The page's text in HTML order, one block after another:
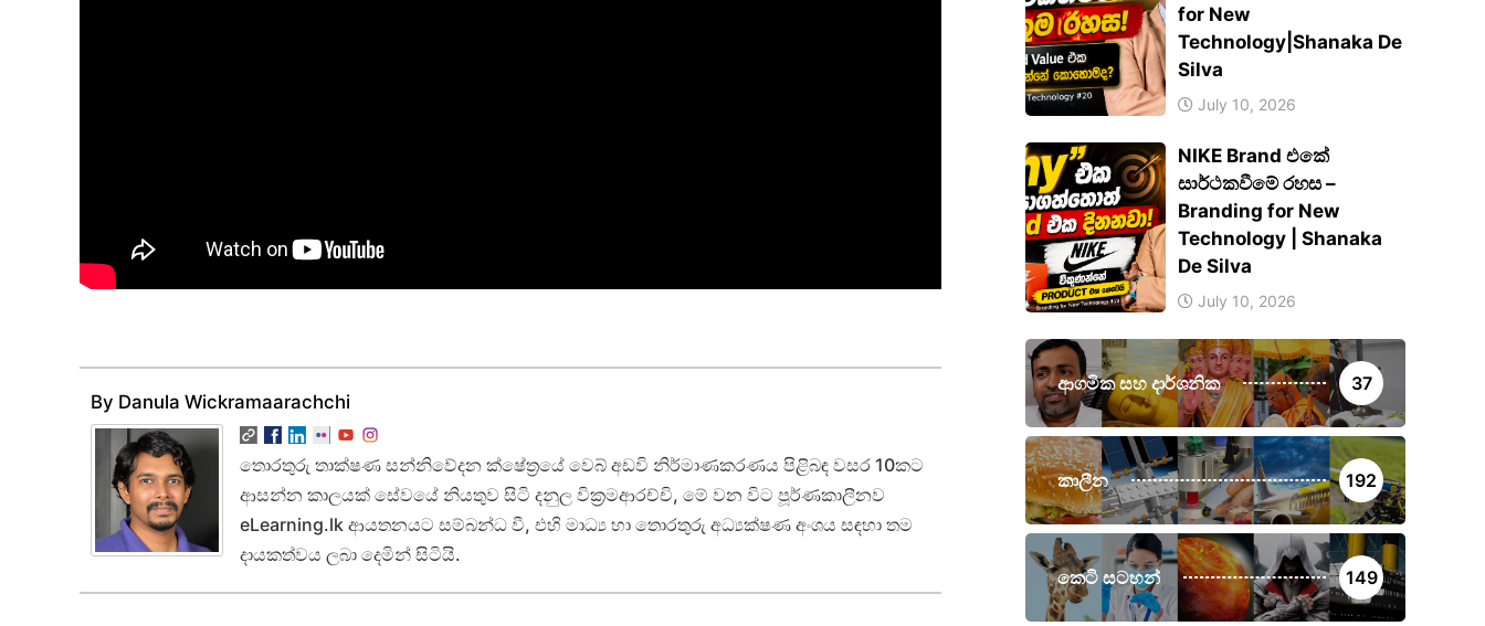
By Danula Wickramaarachchi
තොරතුරු තාක්ෂණ සන්නිවේදන ක්ෂේත්‍රයේ වෙබ් අඩවි නිර්මාණකරණය පිළිබඳ වසර 10කට
ආසන්න කාලයක් සේවයේ නියතුව සිටි දනුල වික්‍රමආරච්චි, මේ වන විට පූර්ණකාලීනව
eLearning.lk ආයතනයට සම්බන්ධ වී, එහි මාධ්‍ය හා තොරතුරු අධ්‍යක්ෂණ අංශය සඳහා තම
දායකත්වය ලබා දෙමින් සිටියි.
for New
Technology|Shanaka De
Silva
July 10, 2026
NIKE Brand එකේ
සාර්ථකවීමේ රහස –
Branding for New
Technology | Shanaka
De Silva
July 10, 2026
ආගමික සහ දාර්ශනික 37
කාලීන 192
කෙටි සටහන් 149